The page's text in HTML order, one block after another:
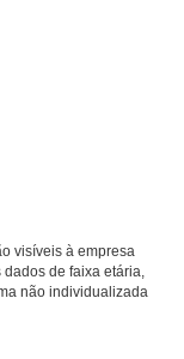
visíveis à empresa
de faixa etária,
não individualizada